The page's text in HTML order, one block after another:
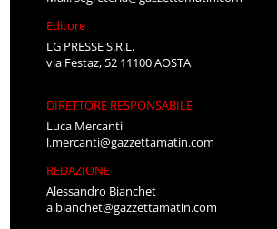
Editore
LG PRESSE S.R.L.
via Festaz, 52 11100 AOSTA
DIRETTORE RESPONSABILE
Luca Mercanti
l.mercanti@gazzettamatin.com
REDAZIONE
Alessandro Bianchet
a.bianchet@gazzettamatin.com